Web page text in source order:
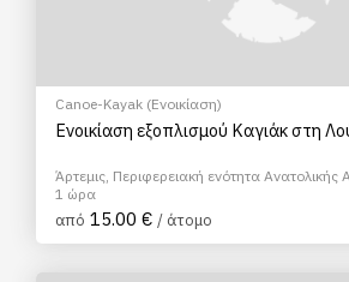
Canoe-Kayak (Ενοικίαση)
Ενοικίαση εξοπλισμού Καγιάκ στη
Άρτεμις, Περιφερειακή ενότητα Ανατολικής
1 ώρα
από 15.00 € / άτομο